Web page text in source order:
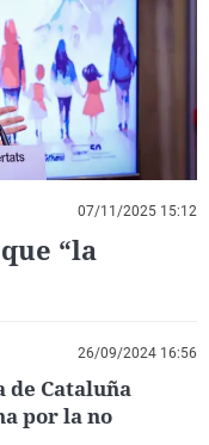
La rosa de los vientos
Gente viajera
Como el perro y el
Caso
Retornados
Equipo de
Operación Viuda
Extremadura
Galicia
La Rioja
Navarra
País Vasco
Virales
Televisión
Elecciones
07/11/2025 15:12
“la
26/09/2024 16:56
de Cataluña
por la no